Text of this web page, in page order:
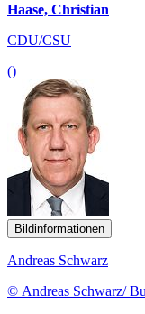
Haase, Christian
CDU/CSU
()
Bildinformationen
Andreas Schwarz
© Andreas Schwarz/